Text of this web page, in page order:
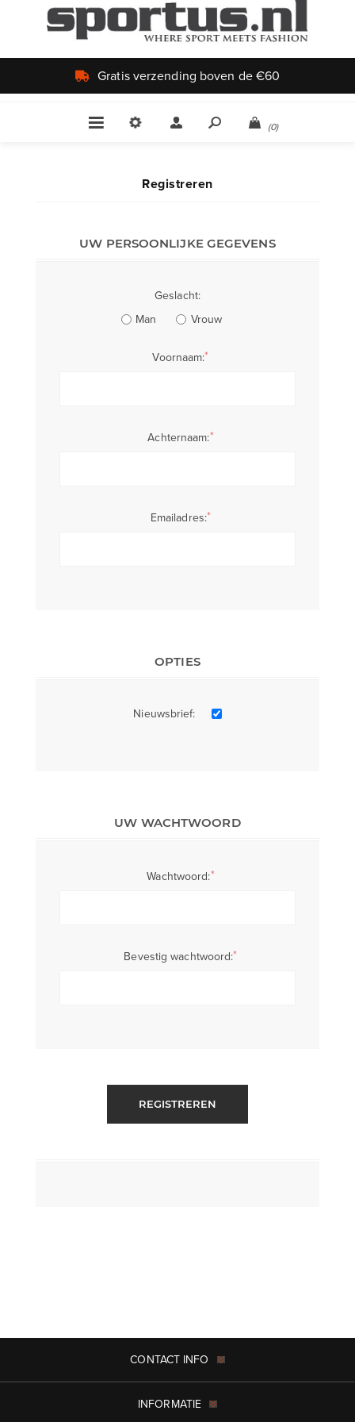
Gratis verzending boven de €60
(0)
Registreren
UW PERSOONLIJKE GEGEVENS
Geslacht:
Man
Vrouw
Voornaam:*
Achternaam:*
Emailadres:*
OPTIES
Nieuwsbrief:
UW WACHTWOORD
Wachtwoord:*
Bevestig wachtwoord:*
REGISTREREN
CONTACT INFO
INFORMATIE